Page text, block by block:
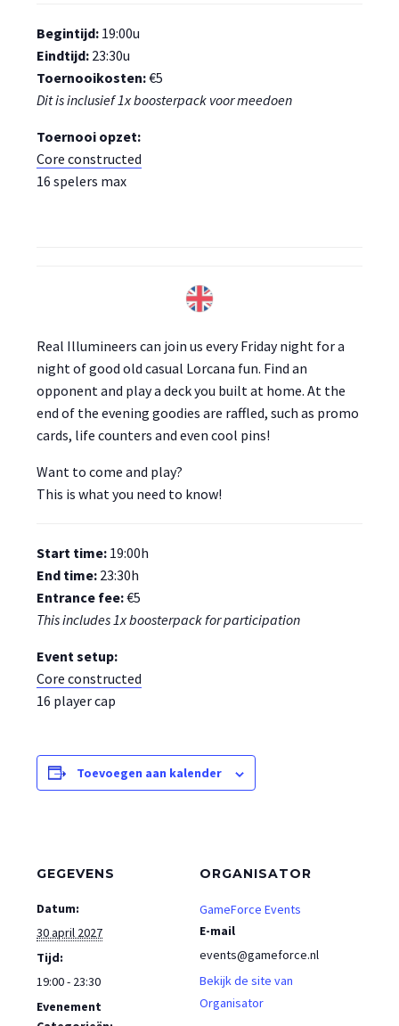
Begintijd: 19:00u
Eindtijd: 23:30u
Toernooikosten:€5
Dit is inclusief 1x boosterpack voor meedoen
Toernooi opzet:
Core constructed
16 spelers max
Real Illumineers can join us every Friday night for a
night of good old casual Lorcana fun. Find an
opponent and play a deck you built at home. At the
end of the evening goodies are raffled, such as promo
cards, life counters and even cool pins!
Want to come and play?
This is what you need to know!
Start time: 19:00h
End time: 23:30h
Entrance fee:€5
This includes 1x boosterpack for participation
Event setup:
Core constructed
16 player cap
Toevoegen aan kalender
GEGEVENS
Datum:
30 april 2027
Tijd:
19:00 - 23:30
Evenement
ORGANISATOR
GameForce Events
E-mail
events@gameforce.nl
Bekijk de site van
Organisator